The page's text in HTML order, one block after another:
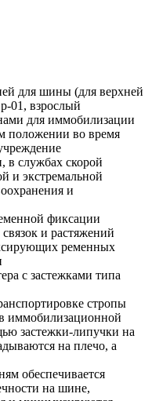
для шины (для верхней
01, взрослый
для иммобилизации
положении во время
в службах скорой
и экстремальной
и
фиксации
и растяжений
ременных
с застежками типа
стропы
иммобилизационной
застежки-липучки на
на плечо, а
обеспечивается
на шине,